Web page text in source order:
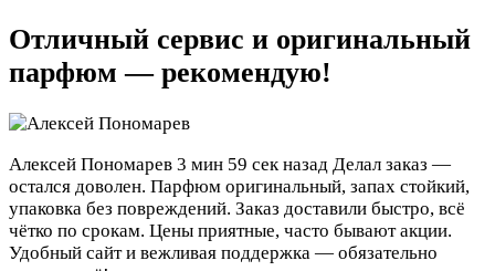
Отличный сервис и оригинальный
парфюм — рекомендую!
Алексей Пономарев 3 мин 59 сек назад Делал заказ —
остался доволен. Парфюм оригинальный, запах стойкий,
упаковка без повреждений. Заказ доставили быстро, всё
чётко по срокам. Цены приятные, часто бывают акции.
Удобный сайт и вежливая поддержка — обязательно